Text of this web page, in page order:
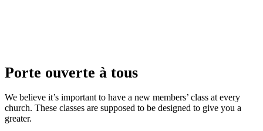
Porte ouverte à tous
We believe it’s important to have a new members’ class at every
church. These classes are supposed to be designed to give you a
greater.